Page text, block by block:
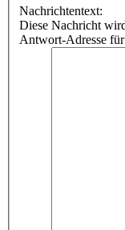
Nachrichtentext:
Diese Nachricht
Antwort-Adresse